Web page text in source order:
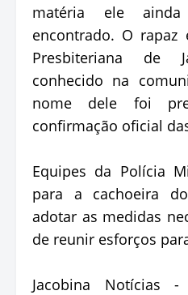
matéria ele
encontrado. O
Presbiteriana de
conhecido na
nome dele foi
confirmação oficial
Equipes da Polícia
para a cachoeira
adotar as medidas
de reunir esforços
Jacobina